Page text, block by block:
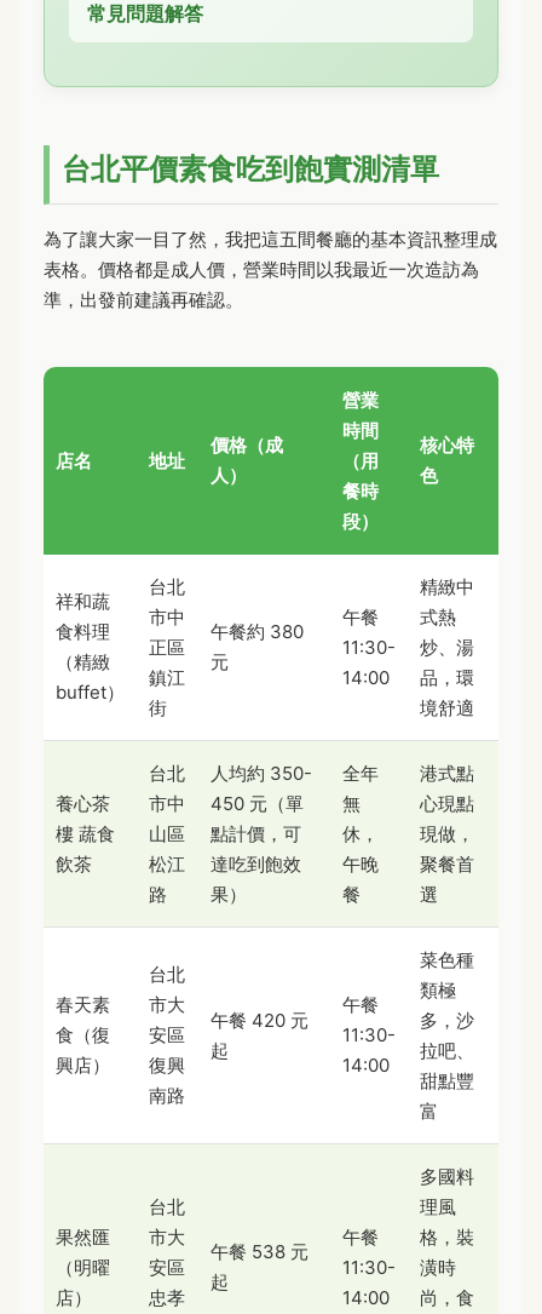
常見問題解答
台北平價素食吃到飽實測清單
為了讓大家一目了然，我把這五間餐廳的基本資訊整理成
表格。價格都是成人價，營業時間以我最近一次造訪為
準，出發前建議再確認。
店名 地址
價格（成
人）
營業
時間
（用
餐時
段）
核心特
色
祥和蔬
食料理
（精緻
buffet）
台北
市中
正區
鎮江
街
午餐約 380
元
午餐
11:30-
14:00
精緻中
式熱
炒、湯
品，環
境舒適
養心茶
樓 蔬食
飲茶
台北
市中
山區
松江
路
人均約 350-
450 元（單
點計價，可
達吃到飽效
果）
全年
無
休，
午晚
餐
港式點
心現點
現做，
聚餐首
選
春天素
食（復
興店）
台北
市大
安區
復興
南路
午餐 420 元
起
午餐
11:30-
14:00
菜色種
類極
多，沙
拉吧、
甜點豐
富
果然匯
（明曜
店）
台北
市大
安區
忠孝
午餐 538 元
起
午餐
11:30-
14:00
多國料
理風
格，裝
潢時
尚，食